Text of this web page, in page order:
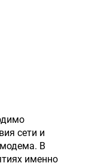
сети и
В
именно